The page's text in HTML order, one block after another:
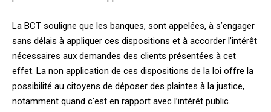
La BCT souligne que les banques, sont appelées, à s’engager
sans délais à appliquer ces dispositions et à accorder l’intérêt
nécessaires aux demandes des clients présentées à cet
effet. La non application de ces dispositions de la loi offre la
possibilité au citoyens de déposer des plaintes à la justice,
notamment quand c’est en rapport avec l’intérêt public.